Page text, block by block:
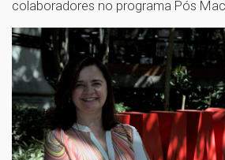
colaboradores no programa Pós